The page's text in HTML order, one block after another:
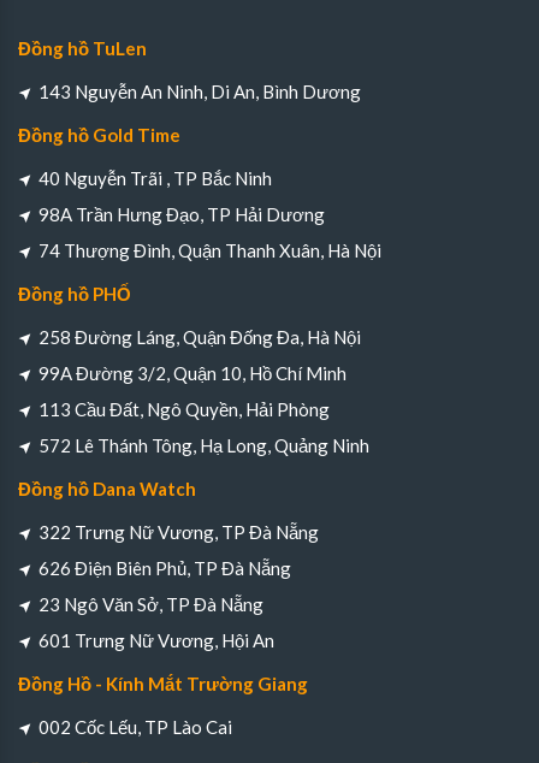
Đồng hồ TuLen
143 Nguyễn An Ninh, Di An, Bình Dương
Đồng hồ Gold Time
40 Nguyễn Trãi , TP Bắc Ninh
98A Trần Hưng Đạo, TP Hải Dương
74 Thượng Đình, Quận Thanh Xuân, Hà Nội
Đồng hồ PHỐ
258 Đường Láng, Quận Đống Đa, Hà Nội
99A Đường 3/2, Quận 10, Hồ Chí Minh
113 Cầu Đất, Ngô Quyền, Hải Phòng
572 Lê Thánh Tông, Hạ Long, Quảng Ninh
Đồng hồ Dana Watch
322 Trưng Nữ Vương, TP Đà Nẵng
626 Điện Biên Phủ, TP Đà Nẵng
23 Ngô Văn Sở, TP Đà Nẵng
601 Trưng Nữ Vương, Hội An
Đồng Hồ - Kính Mắt Trường Giang
002 Cốc Lếu, TP Lào Cai